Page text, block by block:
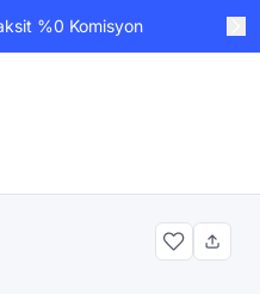
%0 Komisyon